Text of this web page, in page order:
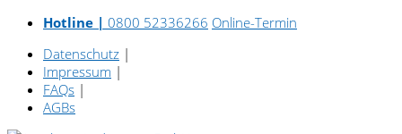
Hotline | 0800 52336266 Online-Termin
Datenschutz |
Impressum |
FAQs |
AGBs